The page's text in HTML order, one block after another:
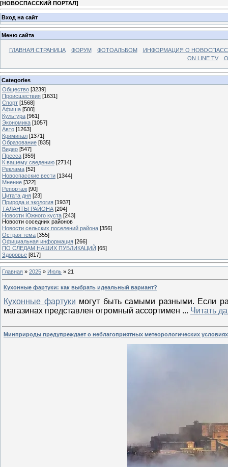
[НОВОСПАССКИЙ ПОРТАЛ]
Вход на сайт
Меню сайта
ГЛАВНАЯ СТРАНИЦА ФОРУМ ФОТОАЛЬБОМ
ИНФОРМАЦИЯ О
ON LINE TV
Categories
Общество [3239]
Происшествия [1631]
Спорт [1568]
Афиша [500]
Культура [961]
Экономика [1057]
Авто [1263]
Криминал [1371]
Образование [835]
Видео [547]
Пресса [359]
К вашему сведению [2714]
Реклама [52]
Новоспасские вести [1344]
Мнение [322]
Репортаж [90]
Цитата дня [23]
Природа и экология [1937]
ТАЛАНТЫ РАЙОНА [204]
Новости Южного куста [243]
Новости соседних районов
Новости сельских поселений района [356]
Острая тема [355]
Официальная информация [266]
ПО СЛЕДАМ НАШИХ ПУБЛИКАЦИЙ [65]
Здоровье [817]
Главная » 2025 » Июль » 21
Кухонные фартуки: как выбрать идеальный вариант?
Кухонные фартуки могут быть самыми разными. Если
магазинах представлен огромный ассортимен ... Читать
Минприроды предупреждает о неблагоприятных метеорологических условиях